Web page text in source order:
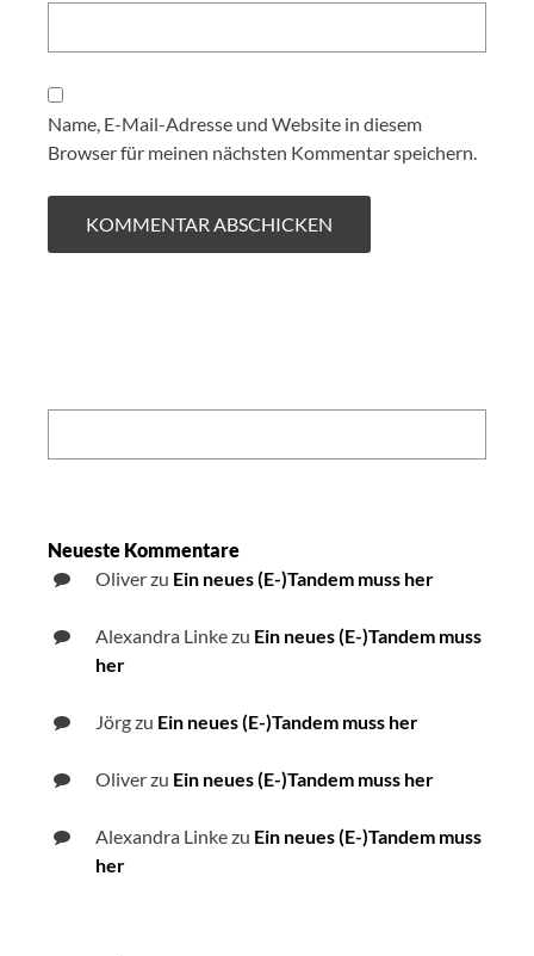
Name, E-Mail-Adresse und Website in diesem
Browser für meinen nächsten Kommentar speichern.
Neueste Kommentare
Oliverzu Ein neues (E-)Tandem muss her
Alexandra Linkezu Ein neues (E-)Tandem muss
her
Jörgzu Ein neues (E-)Tandem muss her
Oliverzu Ein neues (E-)Tandem muss her
Alexandra Linkezu Ein neues (E-)Tandem muss
her